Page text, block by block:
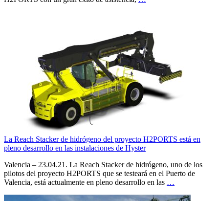
La Reach Stacker de hidrógeno del proyecto H2PORTS está en
pleno desarrollo en las instalaciones de Hyster
Valencia – 23.04.21. La Reach Stacker de hidrógeno, uno de los
pilotos del proyecto H2PORTS que se testeará en el Puerto de
Valencia, está actualmente en pleno desarrollo en las …